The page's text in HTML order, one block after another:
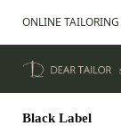
ONLINE TAILORING
Black Label